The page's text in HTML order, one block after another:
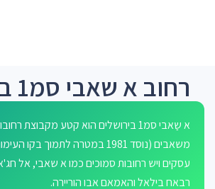
רחוב א שאבי סמ1 בירושלים
א שַאבי סמ1 בירושלים הוא קטע מקבוצת
עסקים ויש רחובות סמוכים כמו א שאבי, אל
רבאח בילאל והאמאם אבו הוריירה.